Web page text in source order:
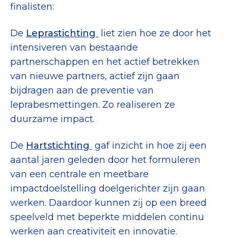
finalisten:
De Leprastichting
liet zien hoe ze door het
intensiveren van bestaande
partnerschappen en het actief betrekken
van nieuwe partners, actief zijn gaan
bijdragen aan de preventie van
leprabesmettingen. Zo realiseren ze
duurzame impact.
De Hartstichting gaf inzicht in hoe zij een
aantal jaren geleden door het formuleren
van een centrale en meetbare
impactdoelstelling doelgerichter zijn gaan
werken. Daardoor kunnen zij op een breed
speelveld met beperkte middelen continu
werken aan creativiteit en innovatie.